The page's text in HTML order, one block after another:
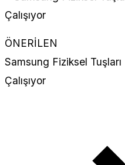
ÖNERİLEN
Samsung Fiziksel
Çalışıyor